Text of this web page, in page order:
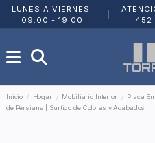
LUNES A VIERNES:
09:00 - 19:00
452
Inicio Hogar Mobiliario Interior
Placa
de Persiana | Surtido de Colores y Acabados